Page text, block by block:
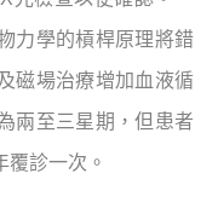
力學的槓桿原理將錯
磁場治療增加血液循
兩至三星期，但患者
診一次。